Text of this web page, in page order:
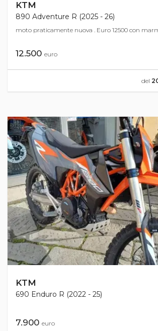
KTM
890 Adventure R (2025 - 26)
moto praticamente nuova . Euro 12500 con
12.500 euro
del
KTM
690 Enduro R (2022 - 25)
7.900 euro